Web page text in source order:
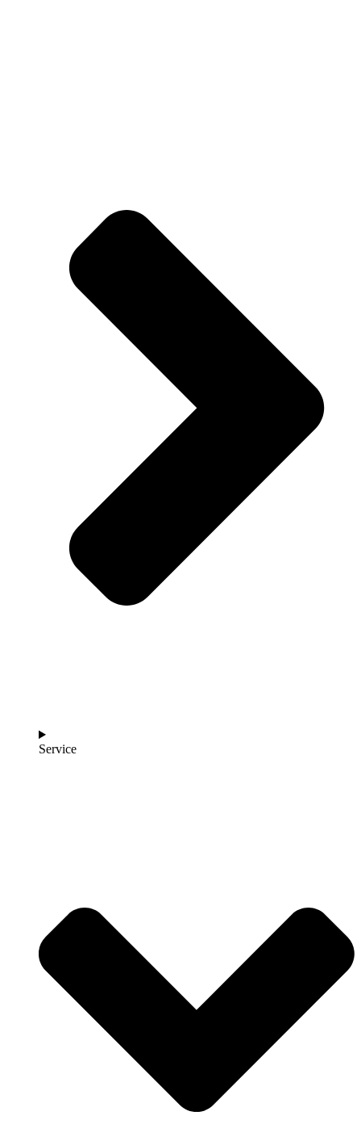
Service